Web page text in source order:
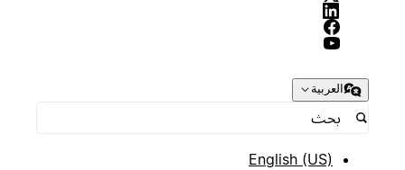
العربية
English (US)